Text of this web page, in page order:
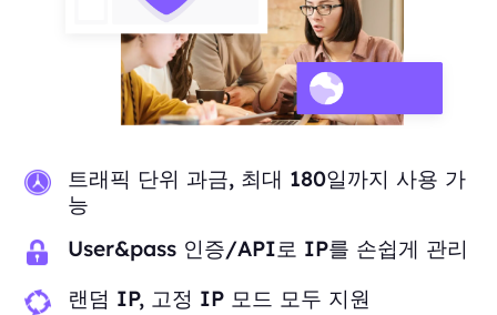
트래픽 단위 과금, 최대 180일까지 사용 가
능
User&pass 인증/API로 IP를 손쉽게 관리
랜덤 IP, 고정 IP 모드 모두 지원